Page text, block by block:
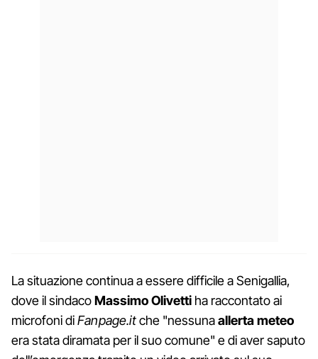
La situazione continua a essere difficile a Senigallia,
dove il sindacoMassimo Olivetti ha raccontato ai
microfoni diFanpage.itche "nessunaallerta meteo
era stata diramata per il suo comune" e di aver saputo